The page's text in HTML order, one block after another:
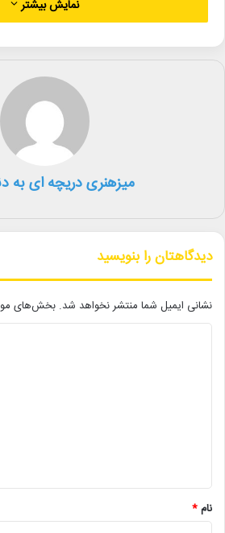
اعضا، علی سرتیپی، محمد صراف،
میرطاووسی، سعید رسول‌اف به عنوان
علی‌البدل اول و امیر پروین‌حسینی
همچنین، سعید نوروزی به عنوان بازرس و
بازرس علی‌البدل انتخاب شدند.
علی سرتیپی که پیش از این نیز مسئولیت
سال‌ها سابقه کار تخصصی در سینما و شبکه
لینک خبر
• زمان ساخت و اکران «مایکل ۲» اعلام شد
نمایش بیشتر
میزهنری دریچه ای به
دیدگاهتان را بنویسید
نشانی ایمیل شما منتشر نخواهد شد. بخش‌های
نام*